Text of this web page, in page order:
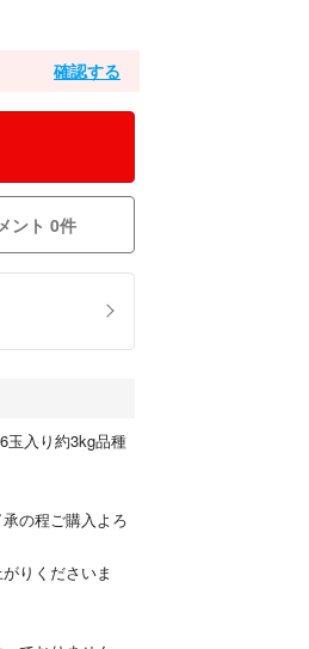
確認する
ント 0件
玉入り約3kg品種
の程ご購入よろ
りくださいま